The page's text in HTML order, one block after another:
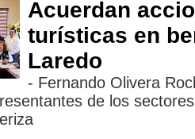
Acuerdan
turísticas en
Laredo
- Fernando Olivera
de los